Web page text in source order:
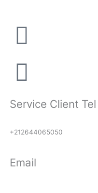
Service Client
+212644065050
Email